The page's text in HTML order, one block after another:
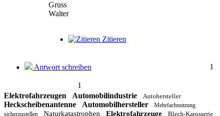
Gruss
Walter
Zitieren
Antwort schreiben 1
1
Elektrofahrzeugen
Automobilindustrie Autohersteller
Heckscheibenantenne Automobilhersteller
Mehrfachnutzung
sicherzustellen
Naturkatastrophen Elektrofahrzeuge Blech-Karosserie